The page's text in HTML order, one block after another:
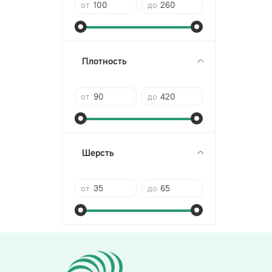
от до
Плотность
от до
Шерсть
от до